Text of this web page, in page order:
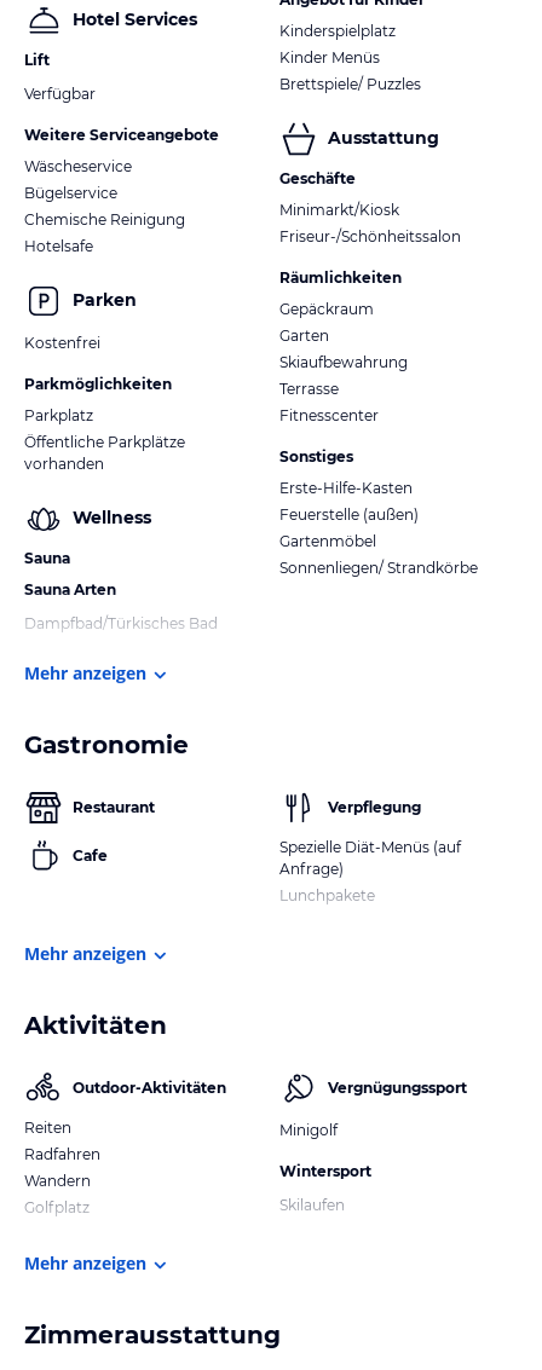
Hotel Services
Lift
Verfügbar
Weitere Serviceangebote
Wäscheservice
Bügelservice
Chemische Reinigung
Hotelsafe
Parken
Kostenfrei
Parkmöglichkeiten
Parkplatz
Öffentliche Parkplätze
vorhanden
Wellness
Sauna
Sauna Arten
Dampfbad/Türkisches Bad
Kinderspielplatz
Kinder Menüs
Brettspiele/ Puzzles
Ausstattung
Geschäfte
Minimarkt/Kiosk
Friseur-/Schönheitssalon
Räumlichkeiten
Gepäckraum
Garten
Skiaufbewahrung
Terrasse
Fitnesscenter
Sonstiges
Erste-Hilfe-Kasten
Feuerstelle (außen)
Gartenmöbel
Sonnenliegen/ Strandkörbe
Mehr anzeigen
Gastronomie
Restaurant
Cafe
Verpflegung
Spezielle Diät-Menüs (auf
Anfrage)
Lunchpakete
Mehr anzeigen
Aktivitäten
Outdoor-Aktivitäten
Reiten
Radfahren
Wandern
Golfplatz
Vergnügungssport
Minigolf
Wintersport
Skilaufen
Mehr anzeigen
Zimmerausstattung